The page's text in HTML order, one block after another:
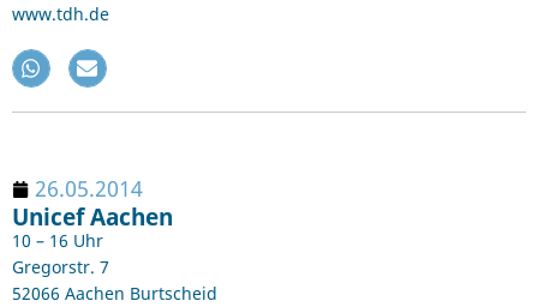
www.tdh.de
26.05.2014
Unicef Aachen
10 – 16 Uhr
Gregorstr. 7
52066 Aachen Burtscheid